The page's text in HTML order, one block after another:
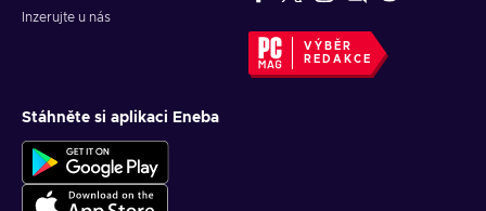
Inzerujte u nás
VÝBĚR
REDAKCE
Stáhněte si aplikaci Eneba